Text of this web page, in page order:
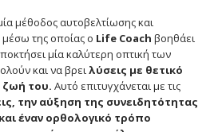
μέθοδος αυτοβελτίωσης και
της οποίας ο Life Coach βοηθάει
μία καλύτερη οπτική των
και να βρειλύσεις με θετικό
ζωή του. Αυτό επιτυγχάνεται με τις
την αύξηση της συνειδητότητας
έναν ορθολογικό τρόπο